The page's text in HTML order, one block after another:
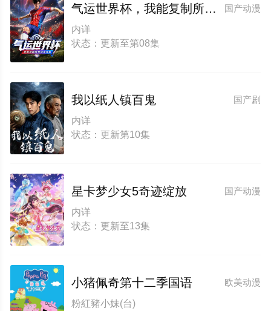
国产动漫
气运世界杯，我能复制所有球星技能
内详
状态：更新至第08集
国产剧
我以纸人镇百鬼
内详
状态：更新第10集
国产动漫
星卡梦少女5奇迹绽放
内详
状态：更新至13集
欧美动漫
小猪佩奇第十二季国语
粉紅豬小妹(台)